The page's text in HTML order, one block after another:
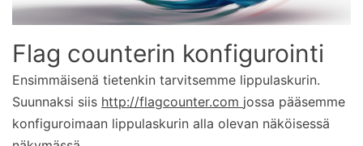
Flag counterin konfigurointi
Ensimmäisenä tietenkin tarvitsemme lippulaskurin.
Suunnaksi siis http://flagcounter.com jossa pääsemme
konfiguroimaan lippulaskurin alla olevan näköisessä